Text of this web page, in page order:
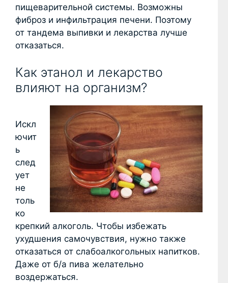
пищеварительной системы. Возможны
фиброз и инфильтрация печени. Поэтому
от тандема выпивки и лекарства лучше
отказаться.
Как этанол и лекарство
влияют на организм?
Искл
ючит
ь
след
ует
не
толь
ко
крепкий алкоголь. Чтобы избежать
ухудшения самочувствия, нужно также
отказаться от слабоалкогольных напитков.
Даже от б/а пива желательно
воздержаться.